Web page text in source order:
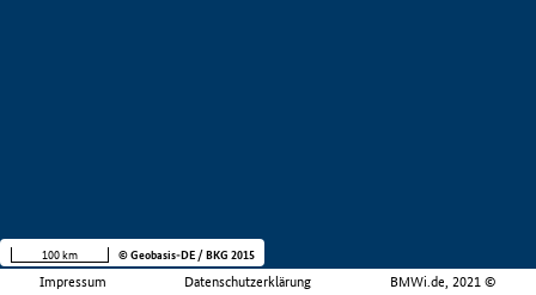
Impressum Datenschutzerklärung BMWi.de, 2021 ©
100 km © Geobasis-DE / BKG 2015